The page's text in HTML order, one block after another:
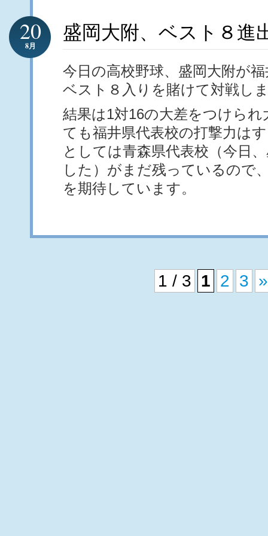
盛岡大附、ベスト８進
20
8月
今日の高校野球、盛岡大附が
ベスト８入りを賭けて対戦し
結果は1対16の大差をつけら
ても福井県代表校の打撃力は
としては青森県代表校（今日
した）がまだ残っているので
を期待しています。
1 / 3 1 2 3 »